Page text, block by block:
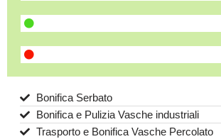
Bonifica Serbato
Bonifica e Pulizia Vasche industriali
Trasporto e Bonifica Vasche Percolato